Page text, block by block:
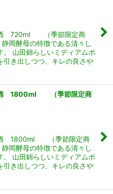
720ml （季節限定商
岡酵母の特徴である清々し
。 山田錦らしいミディアムボ
引き出しつつ、キレの良さや
1800ml （季節限定商
1800ml （季節限定商
岡酵母の特徴である清々し
。 山田錦らしいミディアムボ
引き出しつつ、キレの良さや